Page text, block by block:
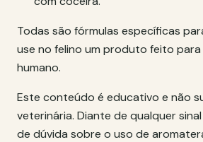
Todas são fórmulas específicas
use no felino um produto feito
humano.
Este conteúdo é educativo e não
veterinária. Diante de qualquer
de dúvida sobre o uso de